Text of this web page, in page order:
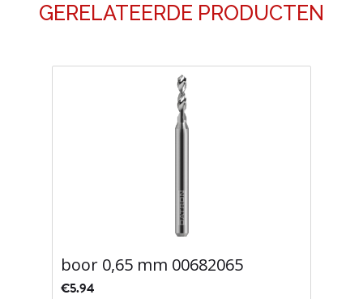
GERELATEERDE PRODUCTEN
boor 0,65 mm 00682065
€5.94